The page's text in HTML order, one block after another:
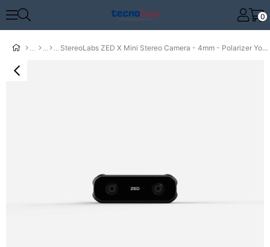
0
StereoLabs ZED X Mini Stereo Camera - 4mm - Polarizer Yok - 1.5m